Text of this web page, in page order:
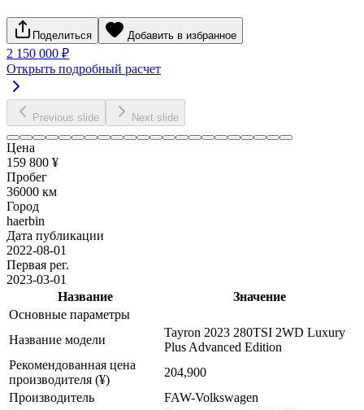
Поделиться Добавить в избранное
2 150 000 ₽
Открыть подробный расчет
Previous slide Next slide
Цена
159 800 ¥
Пробег
36000 км
Город
haerbin
Дата публикации
2022-08-01
Первая рег.
2023-03-01
Название
Значение
Основные параметры
Название модели
Tayron 2023 280TSI 2WD Luxury
Plus Advanced Edition
Рекомендованная цена
производителя (¥)
204,900
Производитель
FAW-Volkswagen